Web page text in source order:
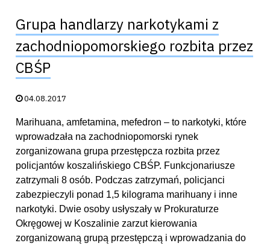
Grupa handlarzy narkotykami z
zachodniopomorskiego rozbita przez
CBŚP
Data publikacji:
04.08.2017
Marihuana, amfetamina, mefedron – to narkotyki, które
wprowadzała na zachodniopomorski rynek
zorganizowana grupa przestępcza rozbita przez
policjantów koszalińskiego CBŚP. Funkcjonariusze
zatrzymali 8 osób. Podczas zatrzymań, policjanci
zabezpieczyli ponad 1,5 kilograma marihuany i inne
narkotyki. Dwie osoby usłyszały w Prokuraturze
Okręgowej w Koszalinie zarzut kierowania
zorganizowaną grupą przestępczą i wprowadzania do